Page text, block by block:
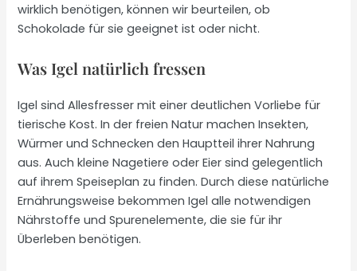
wirklich benötigen, können wir beurteilen, ob
Schokolade für sie geeignet ist oder nicht.
Was Igel natürlich fressen
Igel sind Allesfresser mit einer deutlichen Vorliebe für
tierische Kost. In der freien Natur machen Insekten,
Würmer und Schnecken den Hauptteil ihrer Nahrung
aus. Auch kleine Nagetiere oder Eier sind gelegentlich
auf ihrem Speiseplan zu finden. Durch diese natürliche
Ernährungsweise bekommen Igel alle notwendigen
Nährstoffe und Spurenelemente, die sie für ihr
Überleben benötigen.